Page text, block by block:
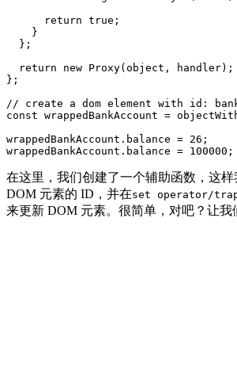
      return true;
    }
  };
  return new Proxy(object, handler);
};
// create a dom element with id:
const wrappedBankAccount =
wrappedBankAccount.balance = 26;
wrappedBankAccount.balance = 100000;
在这里，我们创建了一个辅助函数，这
DOM 元素的 ID，并在set operator/
来更新 DOM 元素。很简单，对吧？让我